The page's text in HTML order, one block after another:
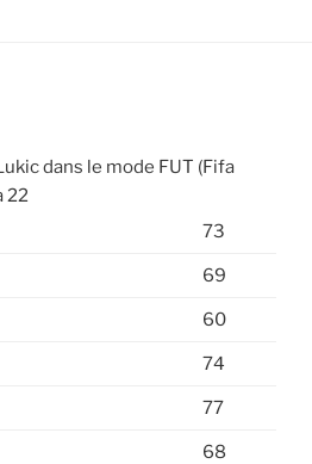
dans le mode FUT (Fifa
22
73
69
60
74
77
68